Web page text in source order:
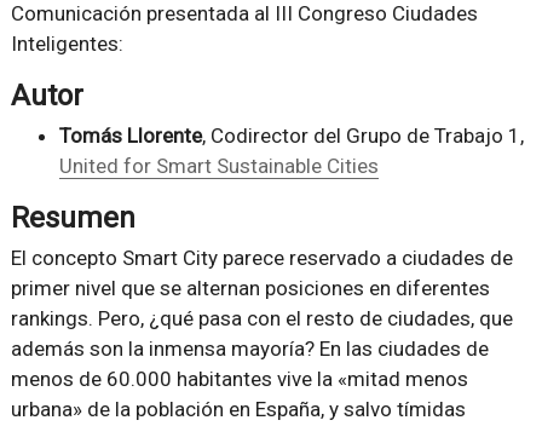
Comunicación presentada al III Congreso Ciudades
Inteligentes:
Autor
Tomás Llorente, Codirector del Grupo de Trabajo 1,
United for Smart Sustainable Cities
Resumen
El concepto Smart City parece reservado a ciudades de
primer nivel que se alternan posiciones en diferentes
rankings. Pero, ¿qué pasa con el resto de ciudades, que
además son la inmensa mayoría? En las ciudades de
menos de 60.000 habitantes vive la «mitad menos
urbana» de la población en España, y salvo tímidas